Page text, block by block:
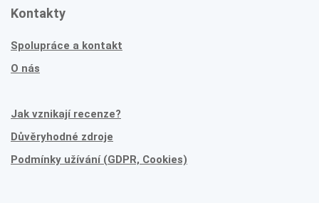
Kontakty
Spolupráce a kontakt
O nás
Jak vznikají recenze?
Důvěryhodné zdroje
Podmínky užívání (GDPR, Cookies)